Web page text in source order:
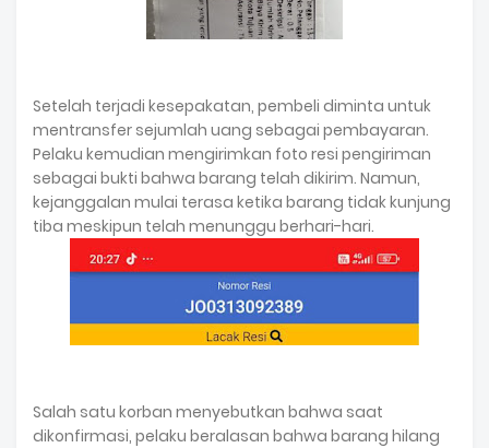
Setelah terjadi kesepakatan, pembeli diminta untuk
mentransfer sejumlah uang sebagai pembayaran.
Pelaku kemudian mengirimkan foto resi pengiriman
sebagai bukti bahwa barang telah dikirim. Namun,
kejanggalan mulai terasa ketika barang tidak kunjung
tiba meskipun telah menunggu berhari-hari.
Salah satu korban menyebutkan bahwa saat
dikonfirmasi, pelaku beralasan bahwa barang hilang